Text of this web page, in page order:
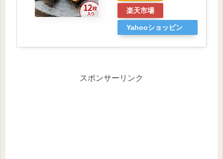
楽天市場
Yahooショッピン
スポンサーリンク